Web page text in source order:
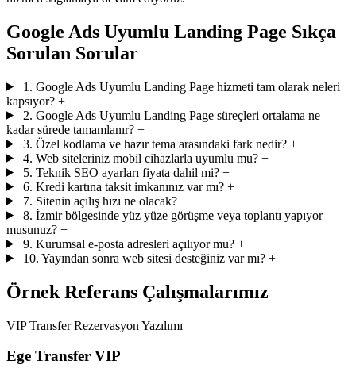
Google Ads Uyumlu Landing Page Sıkça
Sorulan Sorular
1. Google Ads Uyumlu Landing Page hizmeti tam olarak neleri
kapsıyor? +
2. Google Ads Uyumlu Landing Page süreçleri ortalama ne
kadar sürede tamamlanır? +
3. Özel kodlama ve hazır tema arasındaki fark nedir? +
4. Web siteleriniz mobil cihazlarla uyumlu mu? +
5. Teknik SEO ayarları fiyata dahil mi? +
6. Kredi kartına taksit imkanınız var mı? +
7. Sitenin açılış hızı ne olacak? +
8. İzmir bölgesinde yüz yüze görüşme veya toplantı yapıyor
musunuz? +
9. Kurumsal e-posta adresleri açılıyor mu? +
10. Yayından sonra web sitesi desteğiniz var mı? +
Örnek Referans Çalışmalarımız
VIP Transfer Rezervasyon Yazılımı
Ege Transfer VIP